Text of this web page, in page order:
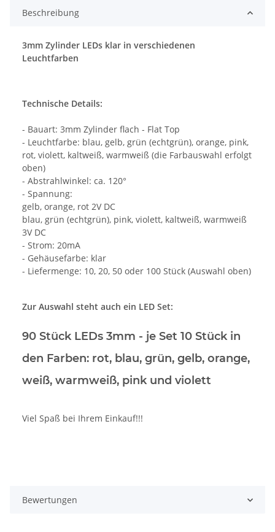
Beschreibung
3mm Zylinder LEDs klar in verschiedenen
Leuchtfarben
Technische Details:
- Bauart: 3mm Zylinder flach - Flat Top
- Leuchtfarbe: blau, gelb, grün (echtgrün), orange, pink,
rot, violett, kaltweiß, warmweiß (die Farbauswahl erfolgt
oben)
- Abstrahlwinkel: ca. 120°
- Spannung:
gelb, orange, rot 2V DC
blau, grün (echtgrün), pink, violett, kaltweiß, warmweiß
3V DC
- Strom: 20mA
- Gehäusefarbe: klar
- Liefermenge: 10, 20, 50 oder 100 Stück (Auswahl oben)
Zur Auswahl steht auch ein LED Set:
90 Stück LEDs 3mm - je Set 10 Stück in
den Farben: rot, blau, grün, gelb, orange,
weiß, warmweiß, pink und violett
Viel Spaß bei Ihrem Einkauf!!!
Bewertungen